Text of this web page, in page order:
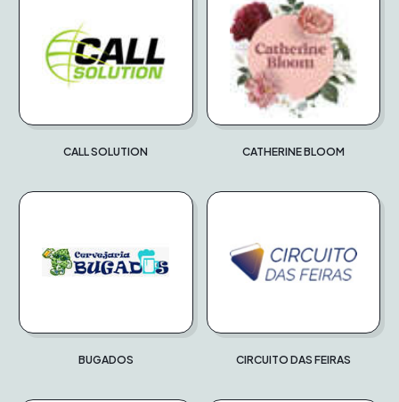
CALL SOLUTION CATHERINE BLOOM
BUGADOS CIRCUITO DAS FEIRAS